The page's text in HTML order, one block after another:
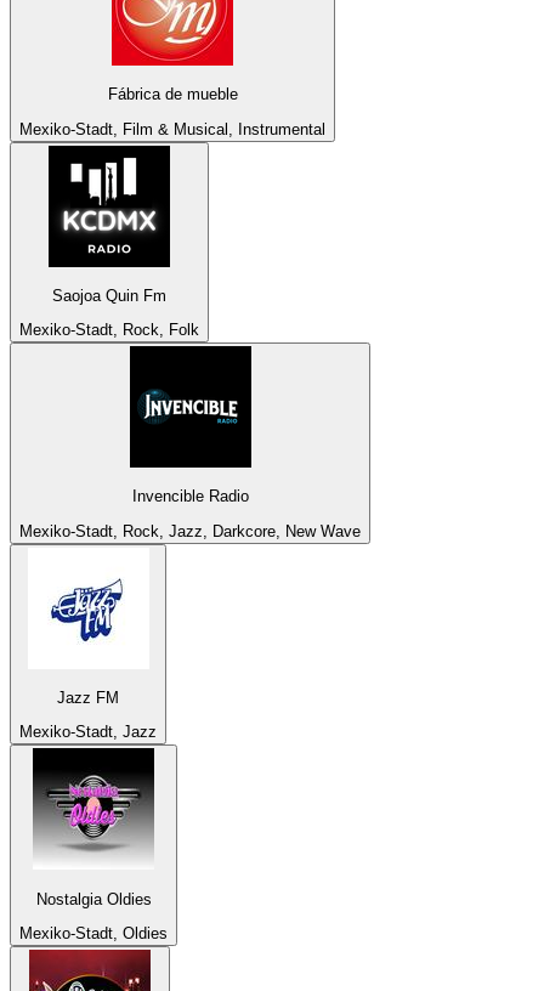
Fábrica de mueble
Mexiko-Stadt, Film & Musical, Instrumental
Saojoa Quin Fm
Mexiko-Stadt, Rock, Folk
Invencible Radio
Mexiko-Stadt, Rock, Jazz, Darkcore, New Wave
Jazz FM
Mexiko-Stadt, Jazz
Nostalgia Oldies
Mexiko-Stadt, Oldies